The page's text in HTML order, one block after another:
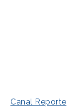
Canal Reporte